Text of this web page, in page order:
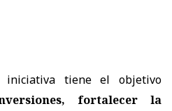
iniciativa tiene el objetivo
fortalecer la